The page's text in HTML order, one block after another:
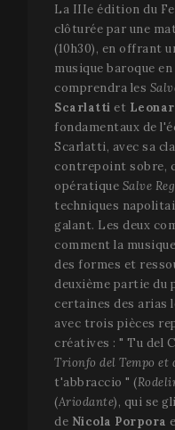
La IIIe édition du
clôturée par une
(10h30), en offrant
musique baroque
comprendra les
Scarlatti et
fondamentaux de
Scarlatti, avec sa
contrepoint sobre,
opératique Salve
techniques
galant. Les deux
comment la
des formes et
deuxième partie du
certaines des arias
avec trois pièces
créatives : " Tu del
Trionfo del Tempo et
t'abbraccio " (
(Ariodante), qui se
de Nicola Porpora